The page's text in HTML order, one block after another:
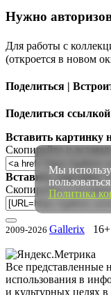
Нужно
Для работы с
(откроется в новом
Поделиться |
Поделиться ссылкой
Вставить картинку
Скопируйте и
Вставить картинку
Скопируйте и
2009-2026 Gallerix 16+
Все представленные
использования в
и культурных целях в
Мы
Политика